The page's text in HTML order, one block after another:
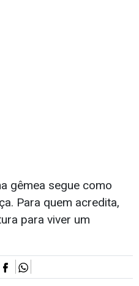
gêmea segue como
Para quem acredita,
para viver um